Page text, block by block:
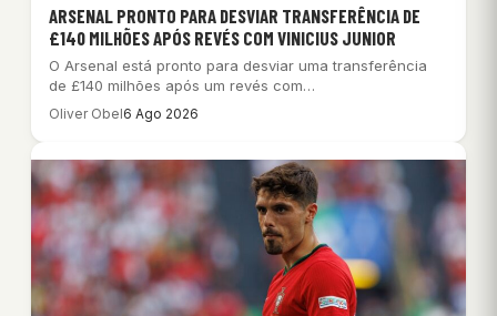
ARSENAL PRONTO PARA DESVIAR TRANSFERÊNCIA DE
£140 MILHÕES APÓS REVÉS COM VINICIUS JUNIOR
O Arsenal está pronto para desviar uma transferência
de £140 milhões após um revés com…
Oliver Obel6 Ago 2026